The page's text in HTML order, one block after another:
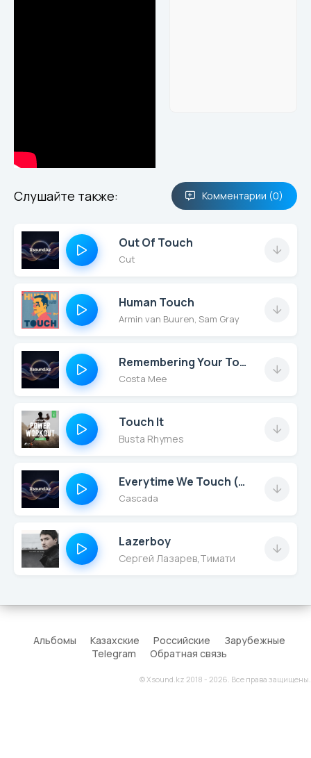
Слушайте также: Комментарии (0)
Out Of Touch
Cut
Human Touch
Armin van Buuren, Sam Gray
Remembering Your Touch (Housenick Remix)
Costa Mee
Touch It
Busta Rhymes
Everytime We Touch (Yastreb Remix Radio Edit)
Cascada
Lazerboy
Сергей Лазарев Тимати
Альбомы Казахские Российские
Зарубежные
Telegram
Обратная связь
© Xsound.kz 2018 - 2026. Все права защищены.